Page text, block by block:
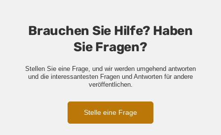
Brauchen Sie Hilfe? Haben
Sie Fragen?
Stellen Sie eine Frage, und wir werden umgehend antworten
und die interessantesten Fragen und Antworten für andere
veröffentlichen.
Stelle eine Frage